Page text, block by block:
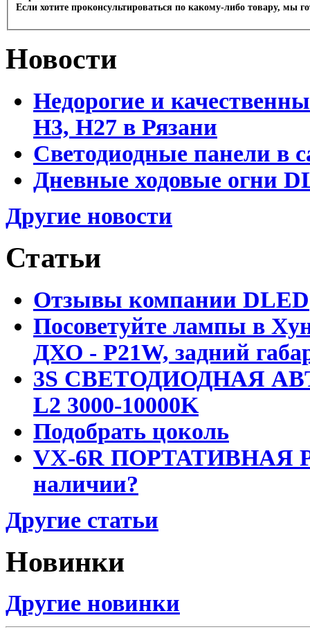
Если хотите проконсультироваться по какому-либо товару, мы
Новости
Недорогие и
Н3, Н27 в Рязани
Светодиодные панели в
Дневные ходовые огни
Другие новости
Статьи
Отзывы компании DLED
Посоветуйте лампы в
ДХО - P21W, задний
3S СВЕТОДИОДНАЯ
L2 3000-10000K
Подобрать цоколь
VX-6R ПОРТАТИВНАЯ
наличии?
Другие статьи
Новинки
Другие новинки